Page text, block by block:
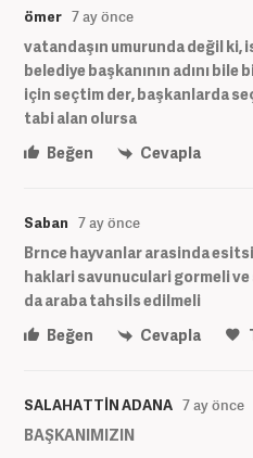
ömer 7 ay önce
vatandaşın umurunda değil
belediye başkanının adını
için seçtim der, başkanlarda
tabi alan olursa
Beğen
Cevapla
Saban 7 ay önce
Brnce hayvanlar arasinda
haklari savunuculari gormeli
da araba tahsils edilmeli
Beğen
Cevapla
SALAHATTİN ADANA 7 ay önce
BAŞKANIMIZIN